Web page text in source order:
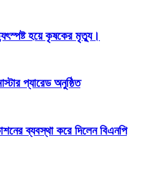
হয়ে কৃষকের মৃত্যু।
প্যারেড অনুষ্ঠিত
ব্যবস্থা করে দিলেন বিএনপি